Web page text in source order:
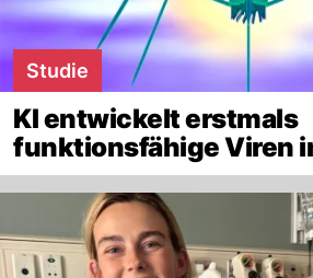
Studie
KI entwickelt erstmals
funktionsfähige Viren